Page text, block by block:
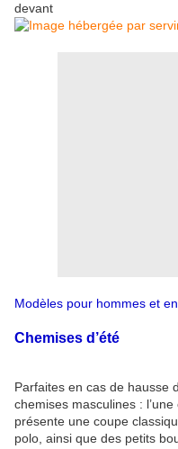
devant
Modèles pour hommes et
Chemises d’été
Parfaites en cas de hausse
chemises masculines :
présente une coupe
polo, ainsi que des petits